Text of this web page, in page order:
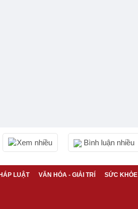
Xem nhiều Bình luận nhiều
LUẬT VĂN HÓA - GIẢI TRÍ SỨC KHỎE